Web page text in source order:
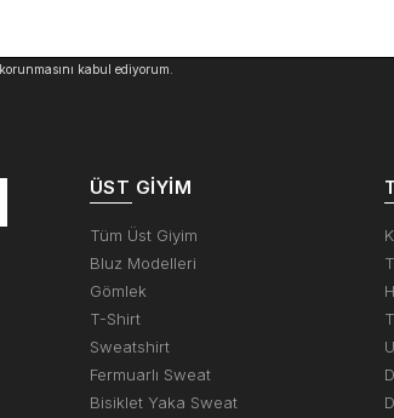
korunmasını kabul ediyorum.
ÜST GIYIM
Tüm Üst Giyim
Bluz Modelleri
Gömlek
T-Shirt
Sweatshirt
Fermuarlı Sweat
Bisiklet Yaka Sweat